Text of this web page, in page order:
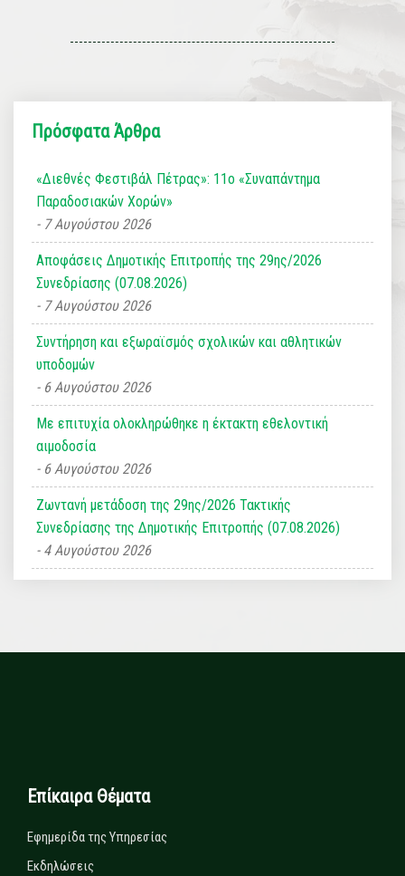
Πρόσφατα Άρθρα
«Διεθνές Φεστιβάλ Πέτρας»: 11ο «Συναπάντημα
Παραδοσιακών Χορών»
7 Αυγούστου 2026
Αποφάσεις Δημοτικής Επιτροπής της 29ης/2026
Συνεδρίασης (07.08.2026)
7 Αυγούστου 2026
Συντήρηση και εξωραϊσμός σχολικών και αθλητικών
υποδομών
6 Αυγούστου 2026
Με επιτυχία ολοκληρώθηκε η έκτακτη εθελοντική
αιμοδοσία
6 Αυγούστου 2026
Ζωντανή μετάδοση της 29ης/2026 Τακτικής
Συνεδρίασης της Δημοτικής Επιτροπής (07.08.2026)
4 Αυγούστου 2026
Επίκαιρα Θέματα
Εφημερίδα της Υπηρεσίας
Εκδηλώσεις